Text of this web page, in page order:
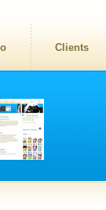
Clients